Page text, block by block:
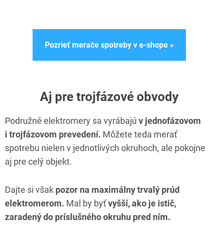
Pozrieť merače spotreby v e-shope »
Aj pre trojfázové obvody
Podružné elektromery sa vyrábajú v jednofázovom
i trojfázovom prevedení. Môžete teda merať
spotrebu nielen v jednotlivých okruhoch, ale pokojne
aj pre celý objekt.
Dajte si však pozor na maximálny trvalý prúd
elektromerom. Mal by byťvyšší, ako je istič,
zaradený do príslušného okruhu pred ním.